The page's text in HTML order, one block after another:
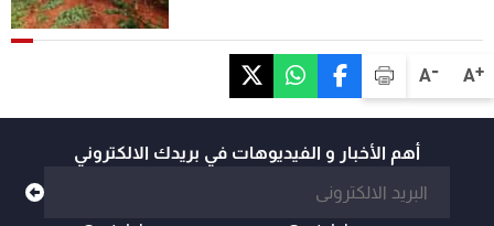
A+
A-
أهم الأخبار و الفيديوهات في بريدك الالكتروني